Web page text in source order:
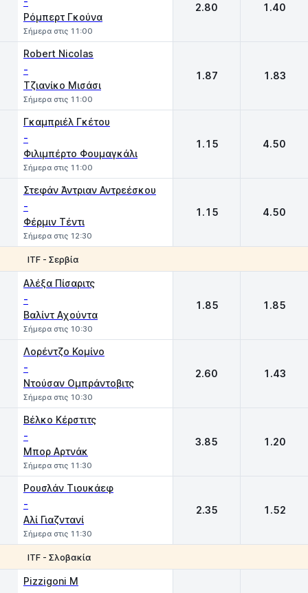
Ρόμπερτ Γκούνα
Σήμερα στις 11:00
2.80 1.40
Robert Nicolas
-
Τζιανίκο Μισάσι
Σήμερα στις 11:00
1.87 1.83
Γκαμπριέλ Γκέτου
-
Φιλιμπέρτο Φουμαγκάλι
Σήμερα στις 11:00
1.15 4.50
Στεφάν Άντριαν Αντρεέσκου
-
Φέρμιν Τέντι
Σήμερα στις 12:30
1.15 4.50
ITF - Σερβία
Αλέξα Πίσαριτς
-
Βαλίντ Αχούντα
Σήμερα στις 10:30
1.85 1.85
Λορέντζο Κομίνο
-
Ντούσαν Ομπράντοβιτς
Σήμερα στις 10:30
2.60 1.43
Βέλκο Κέρστιτς
-
Μπορ Αρτνάκ
Σήμερα στις 11:30
3.85 1.20
Ρουσλάν Τιουκάεφ
-
Αλί Γιαζντανί
Σήμερα στις 11:30
2.35 1.52
ITF - Σλοβακία
Pizzigoni M